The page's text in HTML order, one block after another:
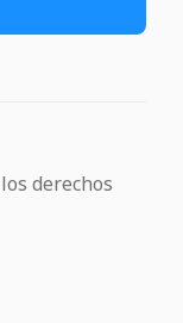
derechos